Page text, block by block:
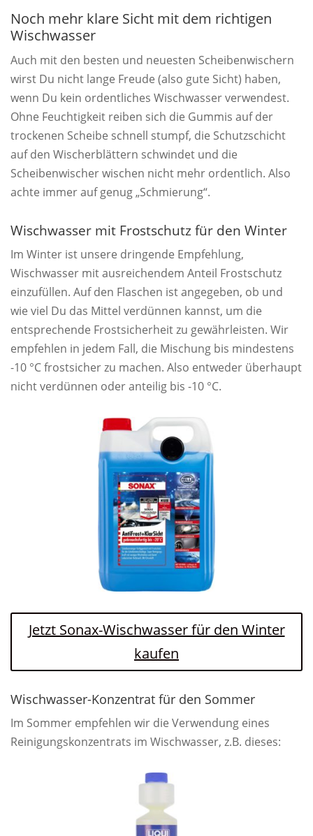
Noch mehr klare Sicht mit dem richtigen
Wischwasser
Auch mit den besten und neuesten Scheibenwischern
wirst Du nicht lange Freude (also gute Sicht) haben,
wenn Du kein ordentliches Wischwasser verwendest.
Ohne Feuchtigkeit reiben sich die Gummis auf der
trockenen Scheibe schnell stumpf, die Schutzschicht
auf den Wischerblättern schwindet und die
Scheibenwischer wischen nicht mehr ordentlich. Also
achte immer auf genug „Schmierung“.
Wischwasser mit Frostschutz für den Winter
Im Winter ist unsere dringende Empfehlung,
Wischwasser mit ausreichendem Anteil Frostschutz
einzufüllen. Auf den Flaschen ist angegeben, ob und
wie viel Du das Mittel verdünnen kannst, um die
entsprechende Frostsicherheit zu gewährleisten. Wir
empfehlen in jedem Fall, die Mischung bis mindestens
-10 °C frostsicher zu machen. Also entweder überhaupt
nicht verdünnen oder anteilig bis -10 °C.
Jetzt Sonax-Wischwasser für den Winter
kaufen
Wischwasser-Konzentrat für den Sommer
Im Sommer empfehlen wir die Verwendung eines
Reinigungskonzentrats im Wischwasser, z.B. dieses: